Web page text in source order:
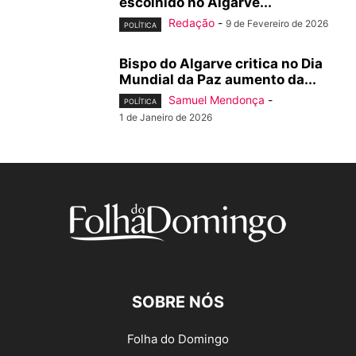
POLÍTICA Redação - 9 de Fevereiro de 2026
Bispo do Algarve critica no Dia
Mundial da Paz aumento da...
POLÍTICA Samuel Mendonça -
1 de Janeiro de 2026
SOBRE NÓS
Folha do Domingo